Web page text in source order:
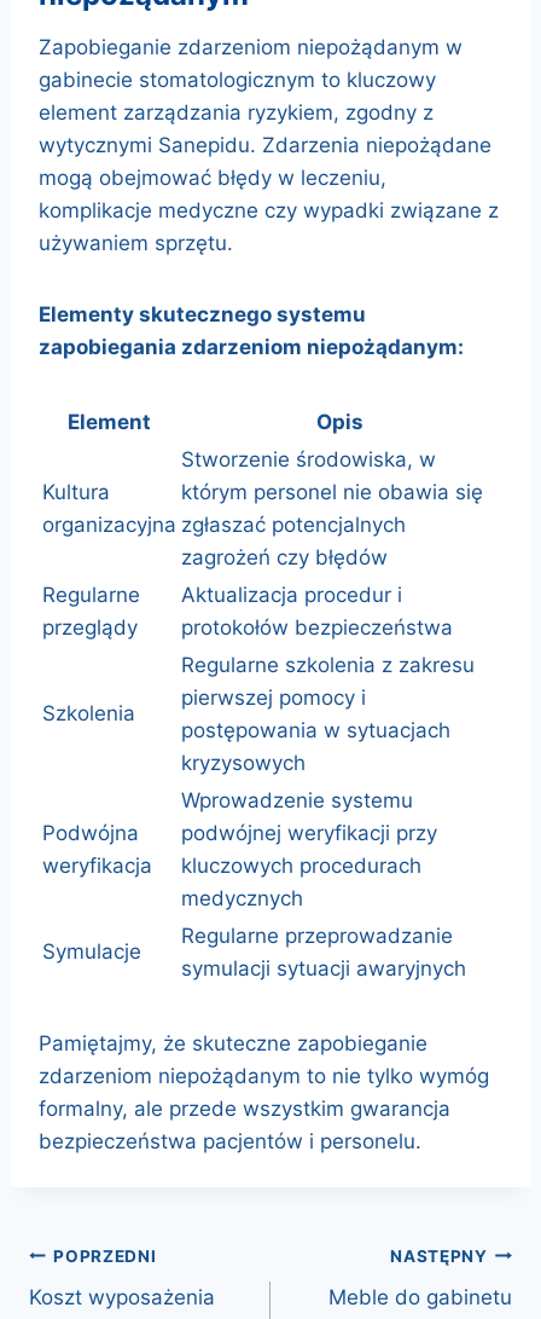
Zapobieganie zdarzeniom niepożądanym w
gabinecie stomatologicznym to kluczowy
element zarządzania ryzykiem, zgodny z
wytycznymi Sanepidu. Zdarzenia niepożądane
mogą obejmować błędy w leczeniu,
komplikacje medyczne czy wypadki związane z
używaniem sprzętu.
Elementy skutecznego systemu
zapobiegania zdarzeniom niepożądanym:
Element Opis
Kultura
organizacyjna
Stworzenie środowiska, w
którym personel nie obawia się
zgłaszać potencjalnych
zagrożeń czy błędów
Regularne
przeglądy
Aktualizacja procedur i
protokołów bezpieczeństwa
Szkolenia
Regularne szkolenia z zakresu
pierwszej pomocy i
postępowania w sytuacjach
kryzysowych
Podwójna
weryfikacja
Wprowadzenie systemu
podwójnej weryfikacji przy
kluczowych procedurach
medycznych
Symulacje
Regularne przeprowadzanie
symulacji sytuacji awaryjnych
Pamiętajmy, że skuteczne zapobieganie
zdarzeniom niepożądanym to nie tylko wymóg
formalny, ale przede wszystkim gwarancja
bezpieczeństwa pacjentów i personelu.
nawigacja POPRZEDNI
Koszt wyposażenia
NASTĘPNY
Meble do gabinetu